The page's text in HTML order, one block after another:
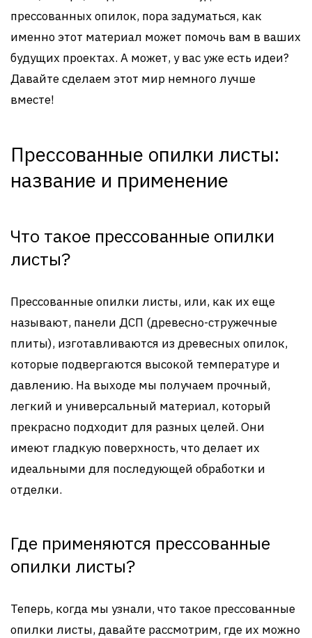
прессованных опилок, пора задуматься, как
именно этот материал может помочь вам в ваших
будущих проектах. А может, у вас уже есть идеи?
Давайте сделаем этот мир немного лучше
вместе!
Прессованные опилки листы:
название и применение
Что такое прессованные опилки
листы?
Прессованные опилки листы, или, как их еще
называют, панели ДСП (древесно-стружечные
плиты), изготавливаются из древесных опилок,
которые подвергаются высокой температуре и
давлению. На выходе мы получаем прочный,
легкий и универсальный материал, который
прекрасно подходит для разных целей. Они
имеют гладкую поверхность, что делает их
идеальными для последующей обработки и
отделки.
Где применяются прессованные
опилки листы?
Теперь, когда мы узнали, что такое прессованные
опилки листы, давайте рассмотрим, где их можно